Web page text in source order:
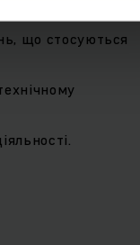
що стосуються